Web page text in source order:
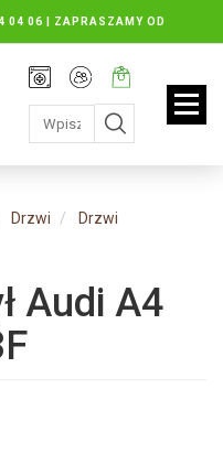
04 06 | ZAPRASZAMY OD
SOBOTY: 8.30 DO 13.00
Rejestracja
Moje
konto
Twój
koszyk:
jest
pusty
Drzwi Drzwi
Audi A4